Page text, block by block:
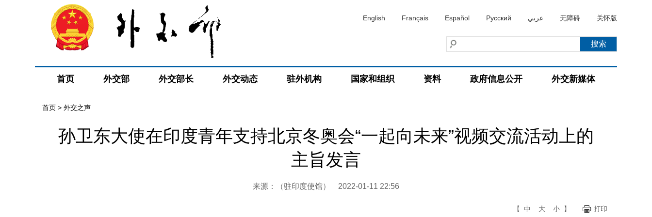
English Français Español Русский عربي 无障碍 关怀版
首页 外交部 外交部长 外交动态 驻外机构 国家和组织 资料 政府信息公开 外交新媒体
首页 > 外交之声
孙卫东大使在印度青年支持北京冬奥会“一起向未来”视频交流活动上的
主旨发言
来源：（驻印度使馆） 2022-01-11 22:56
【 中 大 小 】 打印